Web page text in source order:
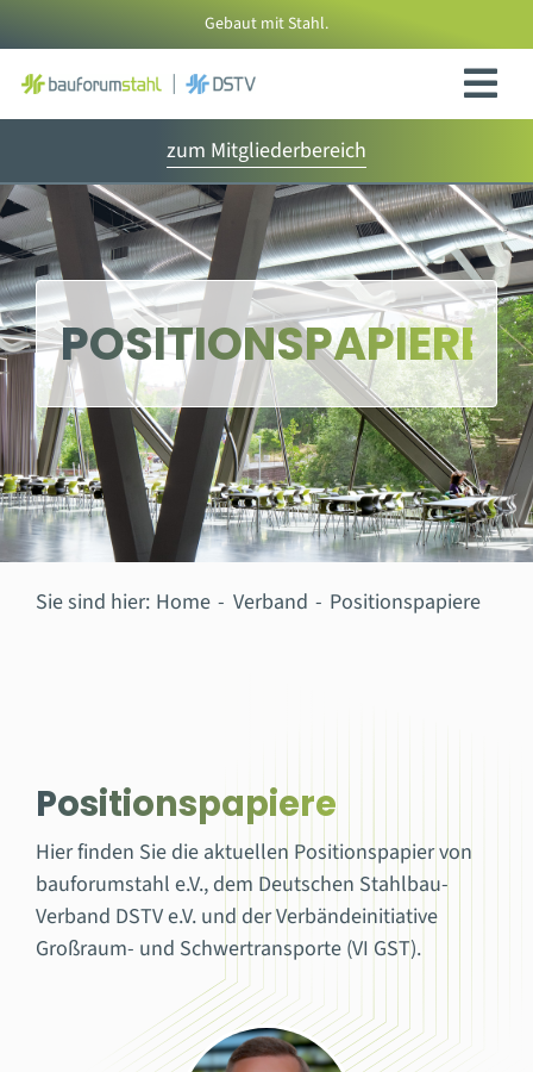
Inhalt
springen
Gebaut mit Stahl.
zum Mitgliederbereich
POSITIONSPAPIERE
Sie sind hier: Home Verband Positionspapiere
Positionspapiere
Hier finden Sie die aktuellen Positionspapier von
bauforumstahl e.V., dem Deutschen Stahlbau-
Verband DSTV e.V. und der Verbändeinitiative
Großraum- und Schwertransporte (VI GST).